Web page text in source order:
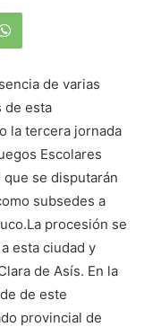
de varias
de esta
la tercera jornada
Escolares
se disputarán
subsedes a
procesión se
esta ciudad y
de Asís. En la
de este
provincial de